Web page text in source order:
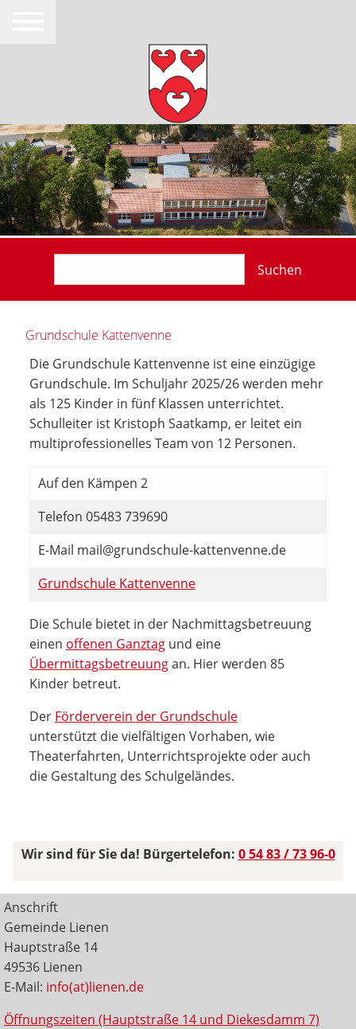
Suchen
Grundschule Kattenvenne
Die Grundschule Kattenvenne ist eine einzügige
Grundschule. Im Schuljahr 2025/26 werden mehr
als 125 Kinder in fünf Klassen unterrichtet.
Schulleiter ist Kristoph Saatkamp, er leitet ein
multiprofessionelles Team von 12 Personen.
Auf den Kämpen 2
Telefon 05483 739690
E-Mail mail@grundschule-kattenvenne.de
Grundschule Kattenvenne
Die Schule bietet in der Nachmittagsbetreuung
einen offenen Ganztagund eine
Übermittagsbetreuungan. Hier werden 85
Kinder betreut.
Der Förderverein der Grundschule
unterstützt die vielfältigen Vorhaben, wie
Theaterfahrten, Unterrichtsprojekte oder auch
die Gestaltung des Schulgeländes.
Wir sind für Sie da! Bürgertelefon: 0 54 83 / 73 96-0
Anschrift
Gemeinde Lienen
Hauptstraße 14
49536 Lienen
E-Mail: info(at)lienen.de
Öffnungszeiten (Hauptstraße 14 und Diekesdamm 7)